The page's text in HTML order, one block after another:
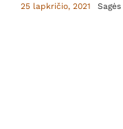
25 lapkričio, 2021 Sagės